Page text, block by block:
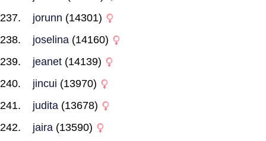
jorunn (14301)
joselina (14160)
jeanet (14139)
jincui (13970)
judita (13678)
jaira (13590)